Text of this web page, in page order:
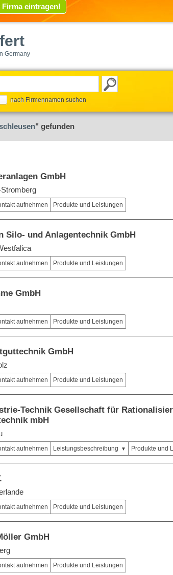
Firma eintragen!
Germany
nach Firmennamen suchen
" gefunden
GmbH
aufnehmen Produkte und Leistungen
Silo- und Anlagentechnik GmbH
aufnehmen Produkte und Leistungen
GmbH
aufnehmen Produkte und Leistungen
GmbH
aufnehmen Produkte und Leistungen
Technik Gesellschaft für
mbH
aufnehmen Leistungsbeschreibung Produkte und
aufnehmen Produkte und Leistungen
GmbH
aufnehmen Produkte und Leistungen